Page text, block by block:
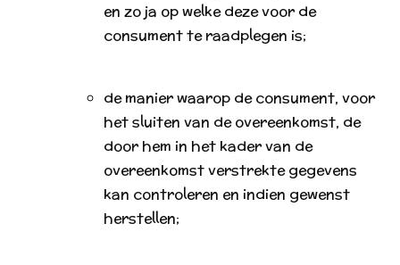
en zo ja op welke deze voor de
consument te raadplegen is;
de manier waarop de consument, voor
het sluiten van de overeenkomst, de
door hem in het kader van de
overeenkomst verstrekte gegevens
kan controleren en indien gewenst
herstellen;